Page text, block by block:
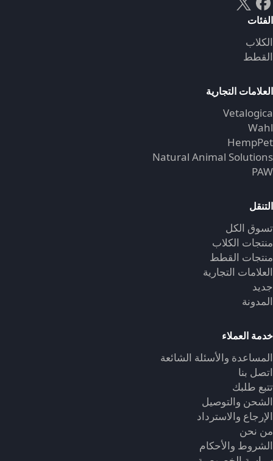
الفئات
الكلاب
القطط
العلامات التجارية
Vetalogica
Wahl
HempPet
Natural Animal Solutions
PAW
التنقل
تسوق الكل
منتجات الكلاب
منتجات القطط
العلامات التجارية
جديد
المدونة
خدمة العملاء
المساعدة والأسئلة الشائعة
اتصل بنا
تتبع طلبك
الشحن والتوصيل
الإرجاع والاسترداد
من نحن
الشروط والأحكام